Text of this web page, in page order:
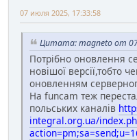
07 июля 2025, 17:33:58
Цитата: magneto от
Потрібно оновлення
новішої версії,тобто
оновленням
На funcam теж
польських каналів
integral.org.ua/